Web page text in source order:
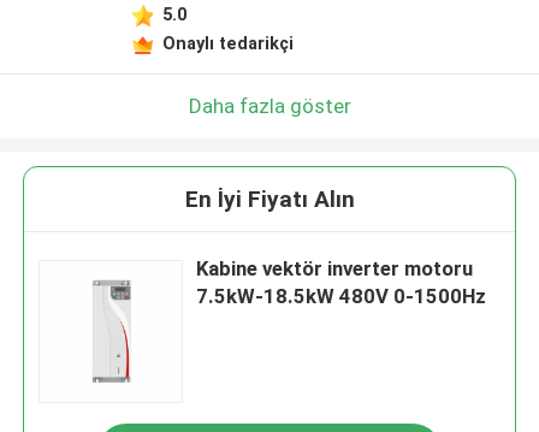
5.0
Onaylı tedarikçi
Daha fazla göster
En İyi Fiyatı Alın
Kabine vektör inverter motoru
7.5kW-18.5kW 480V 0-1500Hz